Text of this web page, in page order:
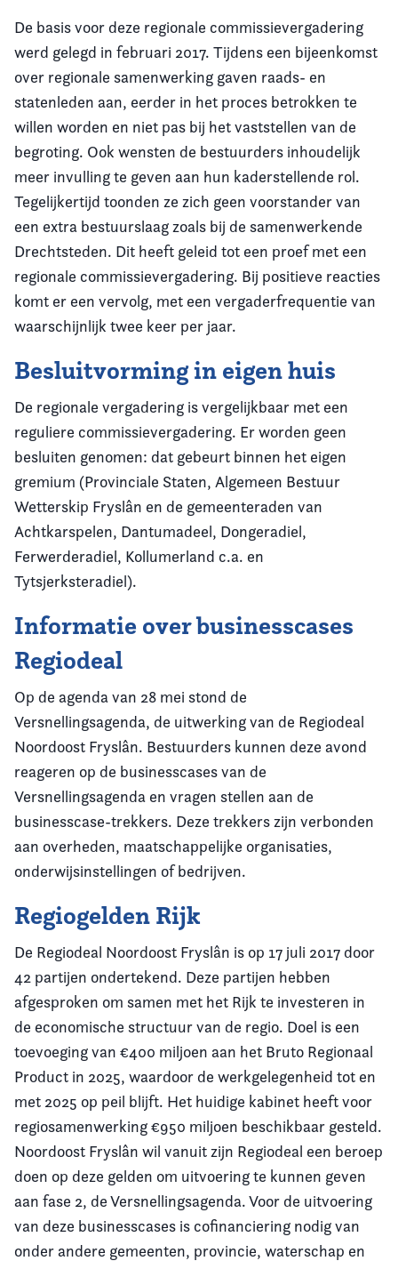
De basis voor deze regionale commissievergadering
werd gelegd in februari 2017. Tijdens een bijeenkomst
over regionale samenwerking gaven raads- en
statenleden aan, eerder in het proces betrokken te
willen worden en niet pas bij het vaststellen van de
begroting. Ook wensten de bestuurders inhoudelijk
meer invulling te geven aan hun kaderstellende rol.
Tegelijkertijd toonden ze zich geen voorstander van
een extra bestuurslaag zoals bij de samenwerkende
Drechtsteden. Dit heeft geleid tot een proef met een
regionale commissievergadering. Bij positieve reacties
komt er een vervolg, met een vergaderfrequentie van
waarschijnlijk twee keer per jaar.
Besluitvorming in eigen huis
De regionale vergadering is vergelijkbaar met een
reguliere commissievergadering. Er worden geen
besluiten genomen: dat gebeurt binnen het eigen
gremium (Provinciale Staten, Algemeen Bestuur
Wetterskip Fryslân en de gemeenteraden van
Achtkarspelen, Dantumadeel, Dongeradiel,
Ferwerderadiel, Kollumerland c.a. en
Tytsjerksteradiel).
Informatie over businesscases
Regiodeal
Op de agenda van 28 mei stond de
Versnellingsagenda, de uitwerking van de Regiodeal
Noordoost Fryslân. Bestuurders kunnen deze avond
reageren op de businesscases van de
Versnellingsagenda en vragen stellen aan de
businesscase-trekkers. Deze trekkers zijn verbonden
aan overheden, maatschappelijke organisaties,
onderwijsinstellingen of bedrijven.
Regiogelden Rijk
De Regiodeal Noordoost Fryslân is op 17 juli 2017 door
42 partijen ondertekend. Deze partijen hebben
afgesproken om samen met het Rijk te investeren in
de economische structuur van de regio. Doel is een
toevoeging van €400 miljoen aan het Bruto Regionaal
Product in 2025, waardoor de werkgelegenheid tot en
met 2025 op peil blijft. Het huidige kabinet heeft voor
regiosamenwerking €950 miljoen beschikbaar gesteld.
Noordoost Fryslân wil vanuit zijn Regiodeal een beroep
doen op deze gelden om uitvoering te kunnen geven
aan fase 2, de Versnellingsagenda. Voor de uitvoering
van deze businesscases is cofinanciering nodig van
onder andere gemeenten, provincie, waterschap en